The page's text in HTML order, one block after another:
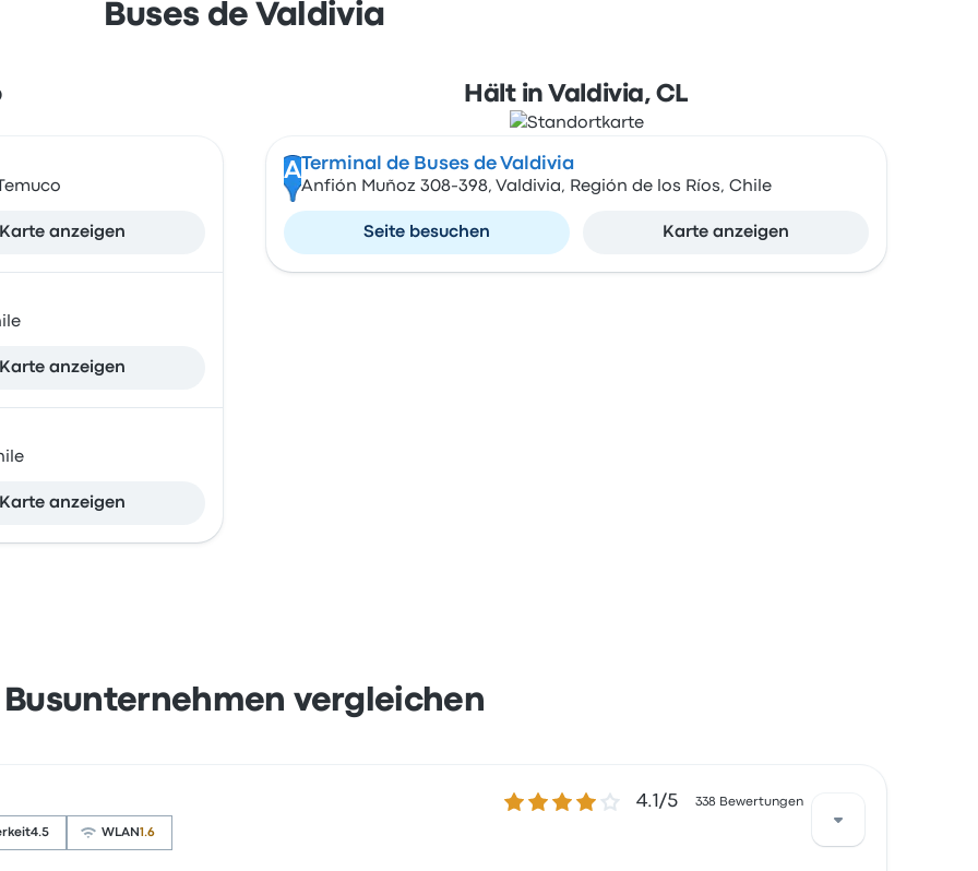
Buses de Valdivia
Karte anzeigen
Karte anzeigen
Karte anzeigen
Hält in Valdivia, CL
A Terminal de Buses de Valdivia
Anfión Muñoz 308-398, Valdivia, Región de los Ríos, Chile
Seite besuchen Karte anzeigen
Busunternehmen vergleichen
4.1 von 5 Sternen4.1/5 338 Bewertungen
4.5 WLAN 1.6